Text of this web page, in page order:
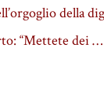
della
“Mettete dei …